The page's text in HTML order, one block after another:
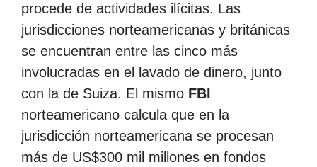
procede de actividades ilícitas. Las
jurisdicciones norteamericanas y británicas
se encuentran entre las cinco más
involucradas en el lavado de dinero, junto
con la de Suiza. El mismo FBI
norteamericano calcula que en la
jurisdicción norteamericana se procesan
más de US$300 mil millones en fondos